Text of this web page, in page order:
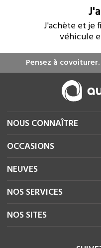
J'achète et je
véhicule
Pensez à
NOUS CONNAÎTRE
OCCASIONS
NEUVES
NOS SERVICES
NOS SITES